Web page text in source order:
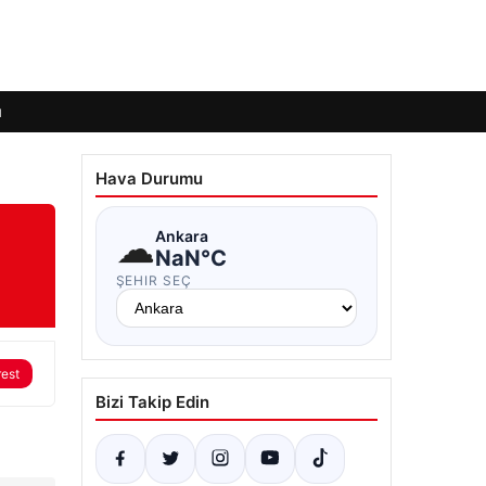
Hava Durumu
☁Ankara
NaN°C
ŞEHIR SEÇ
Bizi Takip Edin